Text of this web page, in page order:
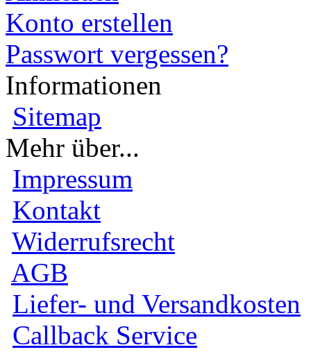
Konto erstellen
Passwort vergessen?
Informationen
Sitemap
Mehr über...
Impressum
Kontakt
Widerrufsrecht
AGB
Liefer- und Versandkosten
Callback Service